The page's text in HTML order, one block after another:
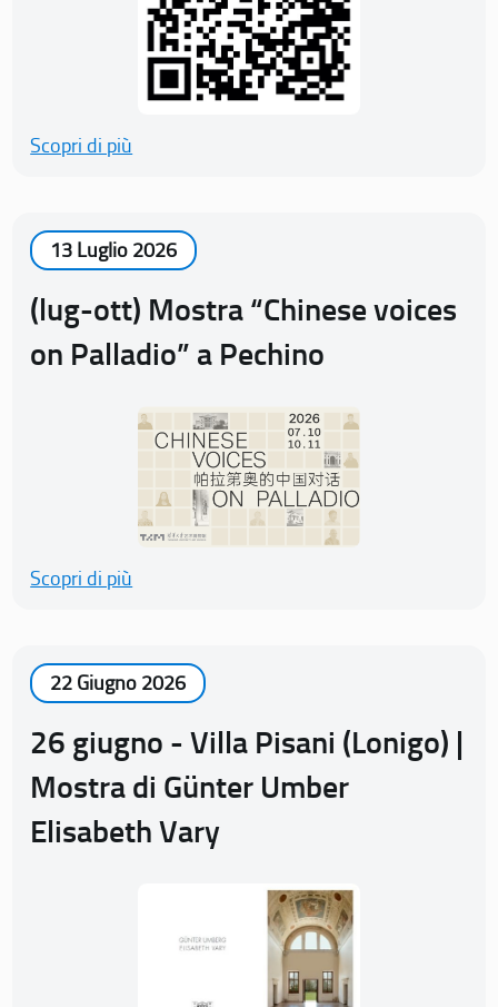
Scopri di più
13 Luglio 2026
(lug-ott) Mostra “Chinese voices
on Palladio” a Pechino
Scopri di più
22 Giugno 2026
26 giugno - Villa Pisani (Lonigo) |
Mostra di Günter Umber
Elisabeth Vary